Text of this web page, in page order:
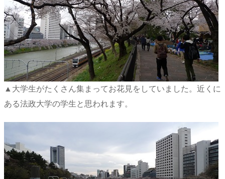
▲大学生がたくさん集まってお花見をしていました。近くに
ある法政大学の学生と思われます。